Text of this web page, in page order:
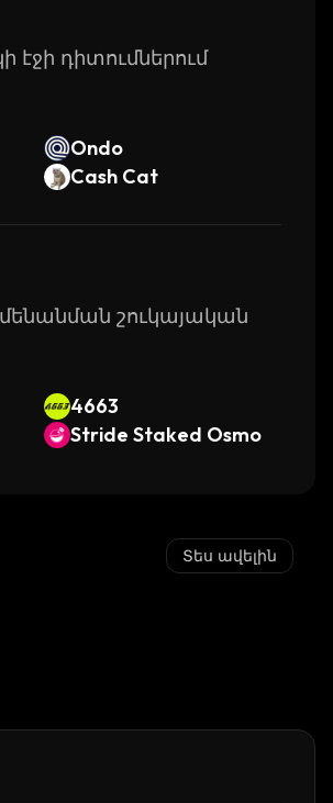
էջի դիտումներում
Ondo
Cash Cat
շուկայական
4663
Stride Staked Osmo
Տես ավելին